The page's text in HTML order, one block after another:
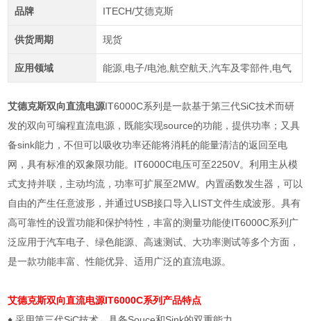
品牌 ITECH/艾德克斯
供货周期 现货
应用领域 能源,电子/电池,航空航天,汽车及零部件,电气
艾德克斯双向直流电源IT6000C系列是一款基于第三代SiC技术而研
发的双向可编程直流电源，既能实现source的功能，提供功率；又具
备sink能力，不但可以吸收功率还能将消耗的能量清洁的返回至电
网，具有标准的双象限功能。IT6000C电压可至2250V。利用主从模
式支持并联，主动均流，功率可扩展至2MW。内置函数发生器，可以
自由的产生任意波形，并通过USB接口导入LIST文件生成波形。具有
高可靠性的设置功能和保护特性，丰富的测量功能使IT6000C系列广
泛应用于汽车电子、绿色能源、高速测试、大功率测试等多个方面，
是一款功能丰富、性能优异、适用广泛的直流电源。
艾德克斯双向直流电源IT6000C系列产品特点